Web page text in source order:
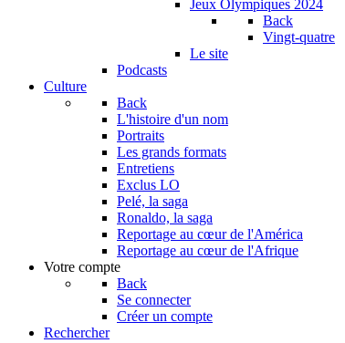
Jeux Olympiques 2024
Back
Vingt-quatre
Le site
Podcasts
Culture
Back
L'histoire d'un nom
Portraits
Les grands formats
Entretiens
Exclus LO
Pelé, la saga
Ronaldo, la saga
Reportage au cœur de l'América
Reportage au cœur de l'Afrique
Votre compte
Back
Se connecter
Créer un compte
Rechercher